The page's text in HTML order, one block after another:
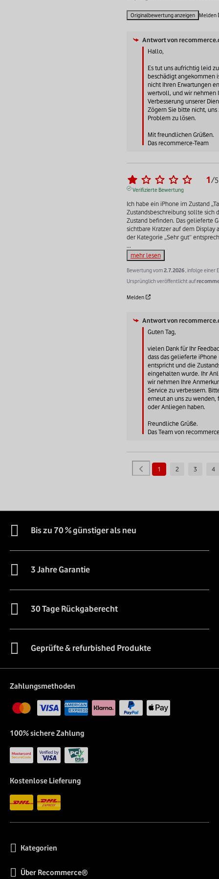
Originalbewertung anzeigen Melden
Antwort von
Hallo,
Es tut uns aufrichtig leid
beschädigt angekommen
nicht Ihren Erwartungen
wertvoll, und wir nehmen
Verbesserung unserer
Zögern Sie bitte nicht,
Problem zu lösen.
Mit freundlichen Grüßen.
Das recommerce-Team
1/5
Verifizierte Bewertung
Ich habe ein iPhone im Zustand
Zustandsbeschreibung sollte sich
Zustand befinden. Das gelieferte
sichtbare Kratzer auf dem Display
...
mehr lesen
Bewertung vom2.7.2026 , infolge einer
Ursprünglich veröffentlicht auf
Melden
Antwort von
Guten Tag,
vielen Dank für Ihr
dass das gelieferte
entspricht und die
eingehalten wurde. Ihr
wir nehmen Ihre
Service zu verbessern.
erneut an uns zu wenden,
oder Anliegen haben.
Freundliche Grüße.
Das Team von
1 2 3 4
Bis zu 70 % günstiger als neu
3 Jahre Garantie
30 Tage Rückgaberecht
Geprüfte & refurbished Produkte
Zahlungsmethoden
100% sichere Zahlung
Kostenlose Lieferung
Kategorien
Über Recommerce®